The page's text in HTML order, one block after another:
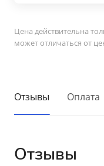
Цена действительна
может отличаться от
Отзывы Оплата
Отзывы